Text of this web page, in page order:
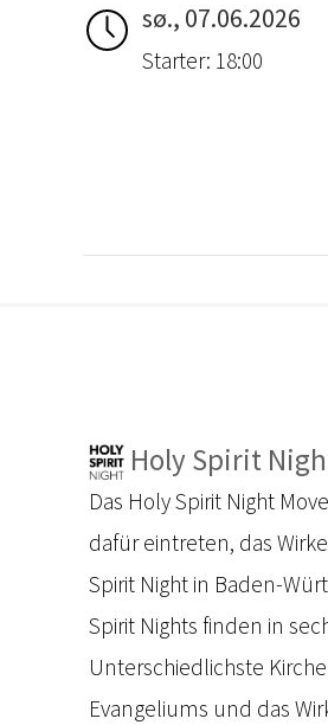
sø., 07.06.2026
Starter: 18:00
Holy Spirit
Das Holy Spirit Night
dafür eintreten, das
Spirit Night in Baden-
Spirit Nights finden in
Unterschiedlichste
Evangeliums und das